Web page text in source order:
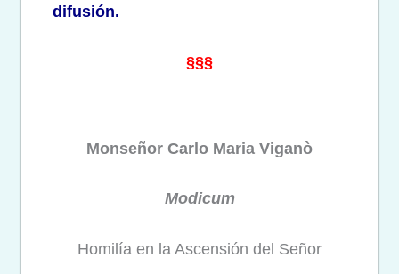
difusión.
§§§
Monseñor Carlo Maria Viganò
Modicum
Homilía en la Ascensión del Señor